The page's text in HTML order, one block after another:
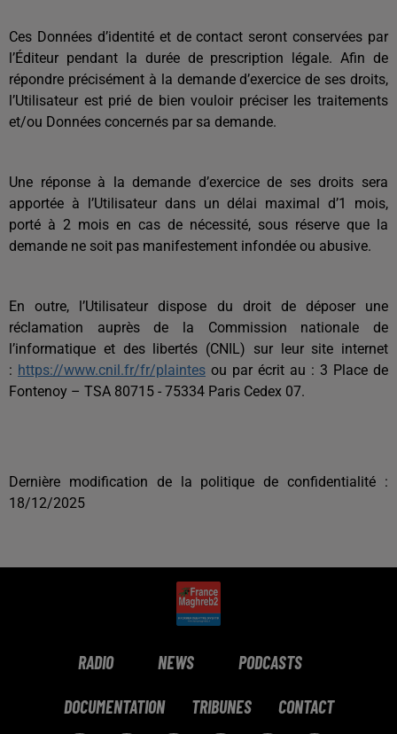
Ces Données d’identité et de contact seront conservées par
l’Éditeur pendant la durée de prescription légale. Afin de
répondre précisément à la demande d’exercice de ses droits,
l’Utilisateur est prié de bien vouloir préciser les traitements
et/ou Données concernés par sa demande.
Une réponse à la demande d’exercice de ses droits sera
apportée à l’Utilisateur dans un délai maximal d’1 mois,
porté à 2 mois en cas de nécessité, sous réserve que la
demande ne soit pas manifestement infondée ou abusive.
En outre, l’Utilisateur dispose du droit de déposer une
réclamation auprès de la Commission nationale de
l’informatique et des libertés (CNIL) sur leur site internet
: https://www.cnil.fr/fr/plaintes ou par écrit au : 3 Place de
Fontenoy – TSA 80715 - 75334 Paris Cedex 07.
Dernière modification de la politique de confidentialité :
18/12/2025
RADIO NEWS PODCASTS
DOCUMENTATION TRIBUNES CONTACT